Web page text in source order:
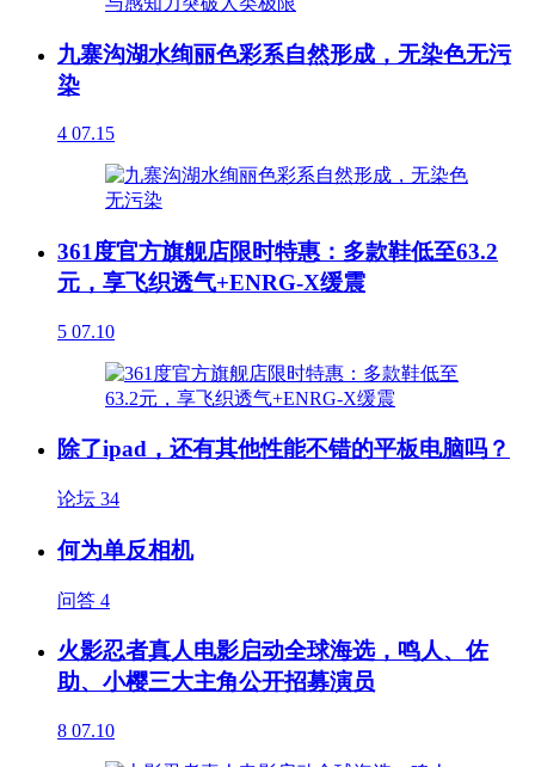
九寨沟湖水绚丽色彩系自然形成，无染色无污
染
4 07.15
361度官方旗舰店限时特惠：多款鞋低至63.2
元，享飞织透气+ENRG-X缓震
5 07.10
除了ipad，还有其他性能不错的平板电脑吗？
论坛 34
何为单反相机
问答 4
火影忍者真人电影启动全球海选，鸣人、佐
助、小樱三大主角公开招募演员
8 07.10